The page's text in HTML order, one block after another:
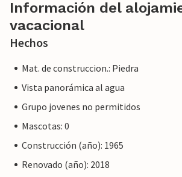
Información del
vacacional
Hechos
Mat. de construccion.: Piedra
Vista panorámica al agua
Grupo jovenes no permitidos
Mascotas: 0
Construcción (año): 1965
Renovado (año): 2018